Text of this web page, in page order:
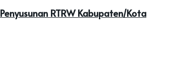
RTRW Kabupaten/Kota